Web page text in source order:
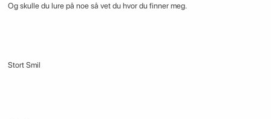
Og skulle du lure på noe så vet du hvor du finner meg.
Stort Smil